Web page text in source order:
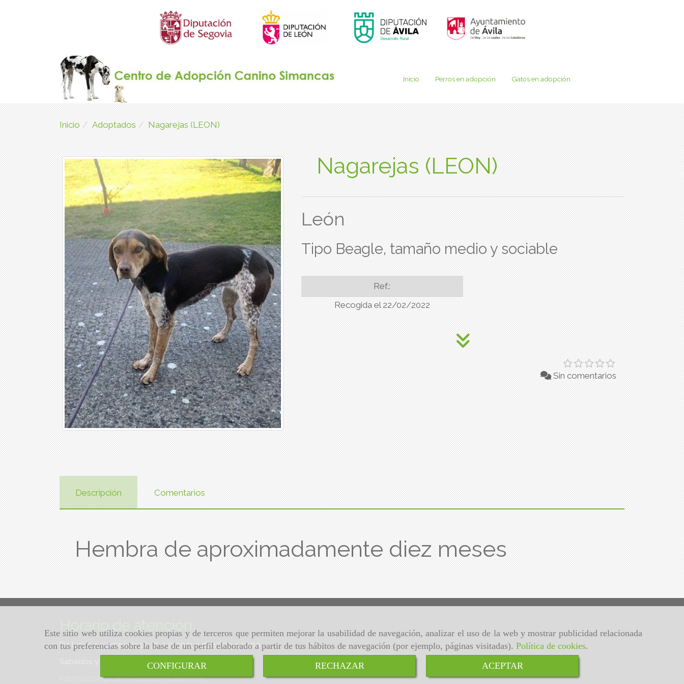
Este sitio web utiliza cookies propias y de terceros que permiten mejorar la usabilidad de navegación, analizar el uso de la web y mostrar publicidad relacionada
con tus preferencias sobre la base de un perfil elaborado a partir de tus hábitos de navegación (por ejemplo, páginas visitadas). Política de cookies.
CONFIGURAR
RECHAZAR ACEPTAR
Inicio Perros en adopción Gatos en adopción
Inicio Adoptados Nagarejas (LEON)
Nagarejas (LEON)
León
Tipo Beagle, tamaño medio y sociable
Ref.:
Recogida el 22/02/2022
Sin comentarios
Descripción Comentarios
Hembra de aproximadamente diez meses
Horario de atención:
De lunes a viernes de 10:30 a 13:30 h. y de 17:00 a 19:00
Sábados y domingos de 10:30 a 13:30 h.
informacion
centroadopcioncanino.es